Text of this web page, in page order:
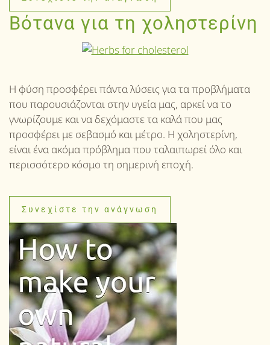
Βότανα για τη χοληστερίνη
Η φύση προσφέρει πάντα λύσεις για τα προβλήματα
που παρουσιάζονται στην υγεία μας, αρκεί να το
γνωρίζουμε και να δεχόμαστε τα καλά που μας
προσφέρει με σεβασμό και μέτρο. Η χοληστερίνη,
είναι ένα ακόμα πρόβλημα που ταλαιπωρεί όλο και
περισσότερο κόσμο τη σημερινή εποχή.
Συνεχίστε την ανάγνωση